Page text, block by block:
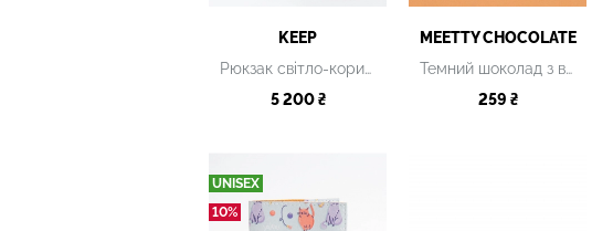
KEEP
Рюкзак світло-коричневий
5 200 ₴
MEETTY CHOCOLATE
Темний шоколад з вишнею та чебрецем
259 ₴
UNISEX
10%